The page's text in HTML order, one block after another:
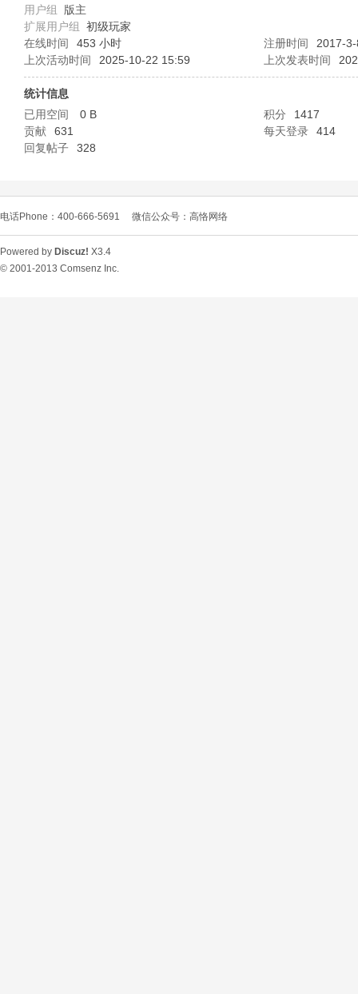
L
用户组 版主
扩展用户组 初级玩家
在线时间
453 小时 注册时间
2017-
上次活动时间
2025-10-22 15:59 上次发表时间
统计信息
已用空间
0 B 积分
1417
贡献
631 每天登录
414
回复帖子
328
电话Phone：400-666-5691 微信公众号：高恪网络
Powered by Discuz! X3.4
© 2001-2013 Comsenz Inc.